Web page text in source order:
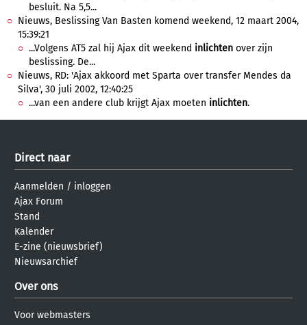
besluit. Na 5,5...
Nieuws, Beslissing Van Basten komend weekend, 12 maart 2004,
15:39:21
...Volgens AT5 zal hij Ajax dit weekend inlichten over zijn
beslissing. De...
Nieuws, RD: 'Ajax akkoord met Sparta over transfer Mendes da
Silva', 30 juli 2002, 12:40:25
...van een andere club krijgt Ajax moeten inlichten.
Direct naar
Aanmelden / inloggen
Ajax Forum
Stand
Kalender
E-zine (nieuwsbrief)
Nieuwsarchief
Over ons
Voor webmasters